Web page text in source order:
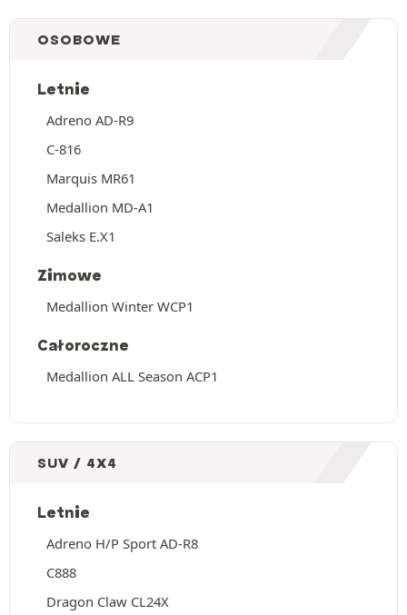
OSOBOWE
Letnie
Adreno AD-R9
C-816
Marquis MR61
Medallion MD-A1
Saleks E.X1
Zimowe
Medallion Winter WCP1
Całoroczne
Medallion ALL Season ACP1
SUV / 4X4
Letnie
Adreno H/P Sport AD-R8
C888
Dragon Claw CL24X